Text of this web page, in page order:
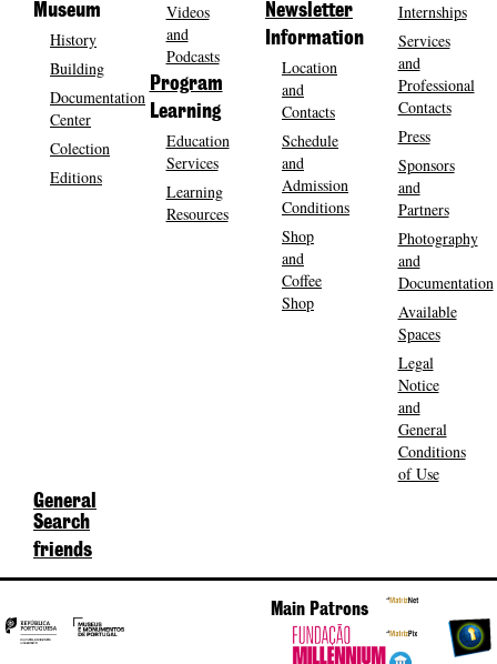
Museum
History
Building
Documentation
Center
Colection
Editions
Videos
and
Podcasts
Program
Learning
Education
Services
Learning
Resources
Newsletter
Information
Location
and
Contacts
Schedule
and
Admission
Conditions
Shop
and
Coffee
Shop
Internships
Services
and
Professional
Contacts
Press
Sponsors
and
Partners
Photography
and
Documentation
Available
Spaces
Legal
Notice
and
General
Conditions
of Use
General
Search
friends
Main Patrons